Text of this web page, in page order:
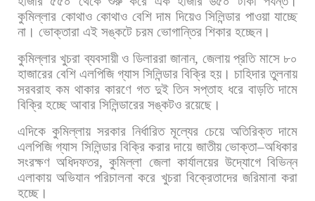
কুমিল্লার কোথাও কোথাও বেশি দাম দিয়েও সিলিন্ডার পাওয়া যাচ্ছে
না। ভোক্তারা এই সঙ্কটে চরম ভোগান্তির শিকার হচ্ছেন।
কুমিল্লার খুচরা ব্যবসায়ী ও ডিলাররা জানান, জেলায় প্রতি মাসে ৮০
হাজারের বেশি এলপিজি গ্যাস সিলিন্ডার বিক্রি হয়। চাহিদার তুলনায়
সরবরাহ কম থাকার কারণে গত দুই তিন সপ্তাহ ধরে বাড়তি দামে
বিক্রি হচ্ছে আবার সিলিন্ডারের সঙ্কটও রয়েছে।
এদিকে কুমিল্লায় সরকার নির্ধারিত মূল্যের চেয়ে অতিরিক্ত দামে
এলপিজি গ্যাস সিলিন্ডার বিক্রি করার দায়ে জাতীয় ভোক্তা–অধিকার
সংরক্ষণ অধিদফতর,কুমিল্লা জেলা কার্যালয়ের উদ্যোগে বিভিন্ন
এলাকায় অভিযান পরিচালনা করে খুচরা বিক্রেতাদের জরিমানা করা
হচ্ছে।